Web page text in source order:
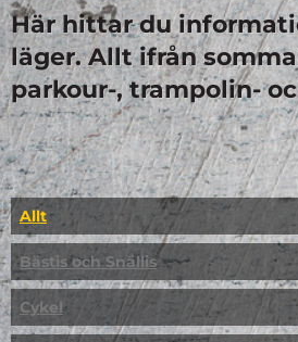
Här hittar du
läger. Allt ifrån
parkour-, trampolin-
Allt
Bästis och Snällis
Cykel